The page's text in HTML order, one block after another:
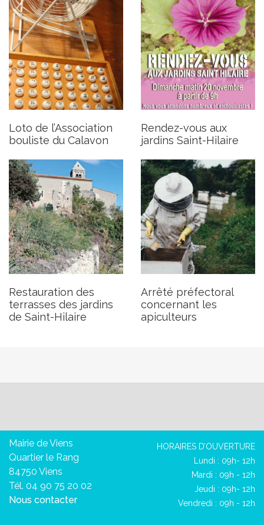
Loto de l’Association
bouliste du Calavon
Rendez-vous aux
jardins Saint-Hilaire
Restauration des terrasses
des jardins de Saint-Hilaire
Publié le lundi 7 novembre 2022
Restauration des
terrasses des jardins
de Saint-Hilaire
Arrêté préfectoral
concernant les apiculteurs
Publié le mardi 25 octobre 2022
Arrêté préfectoral
concernant les
apiculteurs
Mairie de Viens
Quartier le Rang
84750 Viens
Tél. 04 90 75 20 02
Nous contacter
HORAIRES D’OUVERTURE
Lundi : 09h- 12h
Mardi : 09h - 12h
Jeudi : 09h- 12h
Vendredi : 09h - 12h